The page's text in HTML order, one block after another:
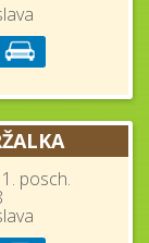
posch.